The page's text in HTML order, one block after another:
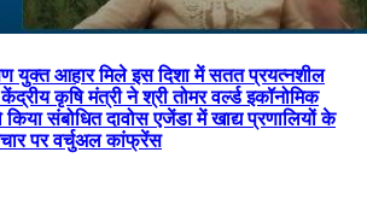
युक्त आहार मिले इस दिशा में सतत प्रयत्नशील
केंद्रीय कृषि मंत्री ने श्री तोमर वर्ल्ड इकॉनोमिक
संबोधित दावोस एजेंडा में खाद्य प्रणालियों के
पर वर्चुअल कांफ्रेंस